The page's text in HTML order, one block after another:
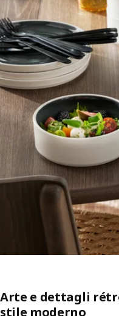
Arte e dettagli
stile moderno